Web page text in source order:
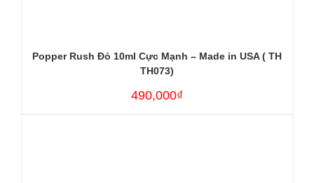
Popper Rush Đỏ 10ml Cực Mạnh – Made in USA ( TH
TH073)
490,000₫